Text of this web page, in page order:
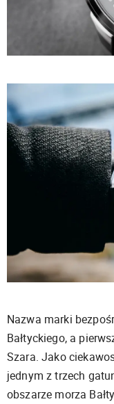
Nazwa marki
Bałtyckiego, a
Szara. Jako
jednym z trzech
obszarze morza